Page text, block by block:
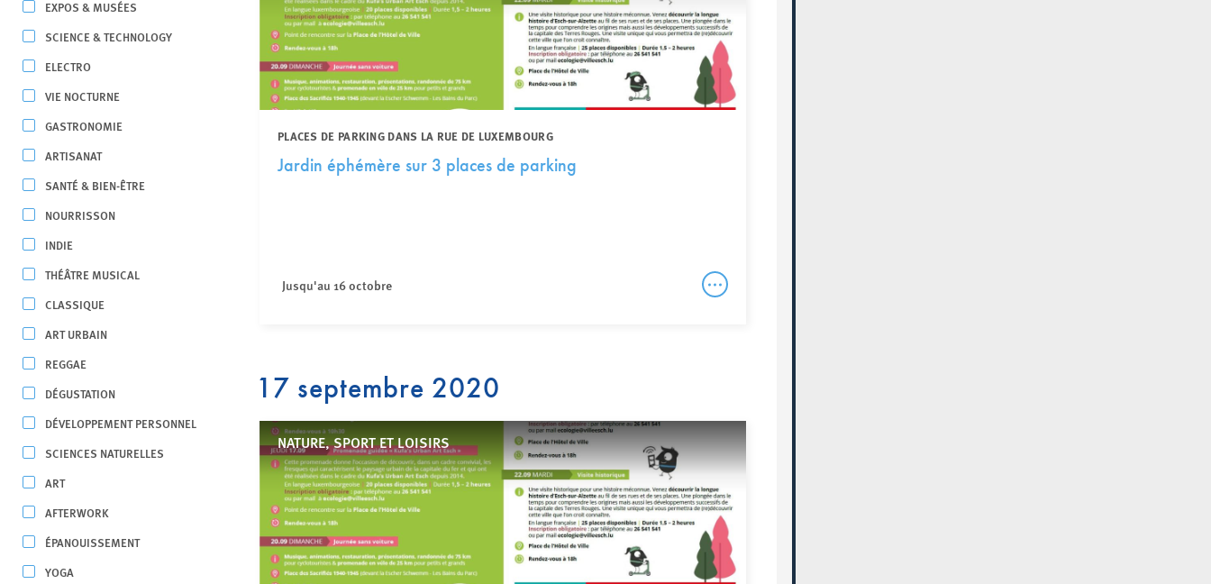
EXPOS & MUSÉES
SCIENCE & TECHNOLOGY
ELECTRO
VIE NOCTURNE
GASTRONOMIE
ARTISANAT
SANTÉ & BIEN-ÊTRE
NOURRISSON
INDIE
THÉÂTRE MUSICAL
CLASSIQUE
ART URBAIN
REGGAE
DÉGUSTATION
DÉVELOPPEMENT PERSONNEL
SCIENCES NATURELLES
ART
AFTERWORK
ÉPANOUISSEMENT
YOGA
PLACES DE PARKING DANS LA RUE DE LUXEMBOURG
Jardin éphémère sur 3 places de parking
Jusqu'au 16 octobre
17 septembre 2020
NATURE, SPORT ET LOISIRS